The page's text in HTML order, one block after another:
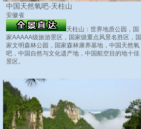
中国天然氧吧-天柱山
安徽省
天柱山：世界地质公园，国
家AAAAA级旅游景区，国家级重点风景名胜区，国
家文明森林公园，国家森林康养基地，中国天然氧
吧，中国自然与文化遗产地，中国航空目的地十佳
景区。